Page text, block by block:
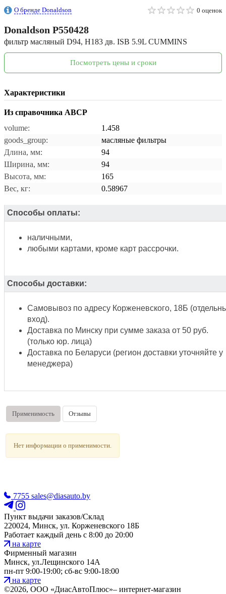
О бренде Donaldson 0 оценок
Donaldson P550428
фильтр масляный D94, H183 дв. ISB 5.9L CUMMINS
Посмотреть цены и сроки
Характеристики
Из справочника ABCP
volume:
1.458
goods_group:
масляные фильтры
Длина, мм:
94
Ширина, мм:
94
Высота, мм:
165
Вес, кг:
0.58967
Способы оплаты:
наличными,
любыми картами, кроме карт рассрочки.
Способы доставки:
Самовывоз по адресу Корженевского, 18Б
вход).
Доставка по Минску при сумме заказа от 50 руб.
(только юр. лица)
Доставка по Беларуси (регион доставки уточняйте у
менеджера)
Применимость Отзывы
Нет информации о применимости.
7755 sales@diasauto.by
Пункт выдачи заказов/Склад
220024, Минск, ул. Корженевского 18Б
Работает каждый день с 8:00 до 20:00
на карте
Фирменный магазин
Минск, ул.Лещинского 14А
пн-пт 9:00-19:00; сб-вс 9:00-18:00
на карте
©2026, ООО «ДиасАвтоПлюс»– интернет-магазин